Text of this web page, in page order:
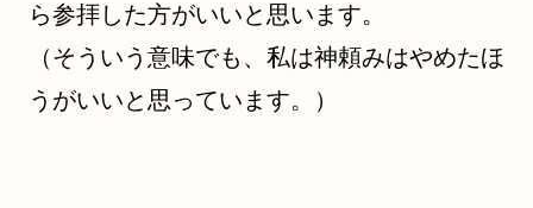
ら参拝した方がいいと思います。
（そういう意味でも、私は神頼みはやめたほ
うがいいと思っています。）